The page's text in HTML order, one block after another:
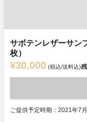
サボテンレザーサン
枚）
¥30,000 (税込/送料込)
ご提供予定時期：2021年7月